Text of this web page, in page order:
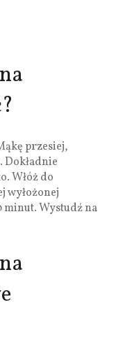
przesiej,
Dokładnie
Włóż do
wyłożonej
minut. Wystudź na